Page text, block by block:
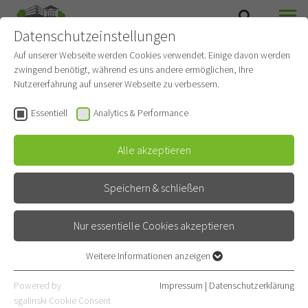
Islamische
Krankenhausseelsorge
Datenschutzeinstellungen
Auf unserer Webseite werden Cookies verwendet. Einige davon werden
zwingend benötigt, während es uns andere ermöglichen, Ihre
Nutzererfahrung auf unserer Webseite zu verbessern.
Essentiell Analytics & Performance
Alle akzeptieren
Speichern & schließen
Nur essentielle Cookies akzeptieren
Essentielle Cookies werden für grundlegende Funktionen der
Webseite benötigt. Dadurch ist gewährleistet, dass die Webseite
Weitere Informationen anzeigen
Powered by
sgalinski Cookie Consent
Impressum | Datenschutzerklärung